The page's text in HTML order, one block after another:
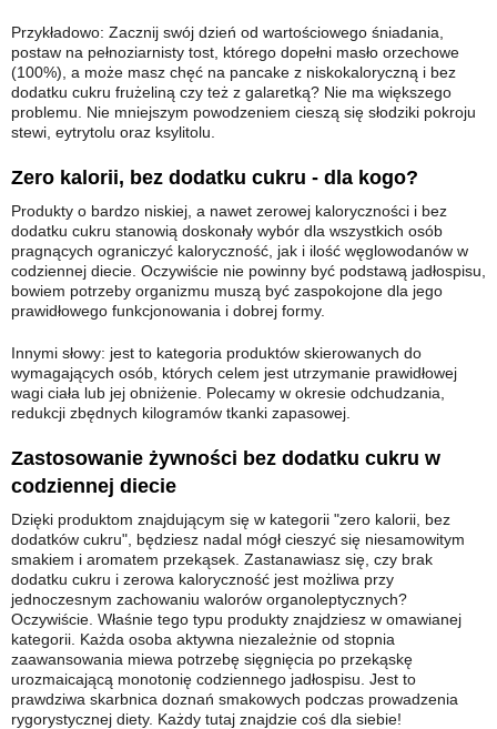
Przykładowo: Zacznij swój dzień od wartościowego śniadania,
postaw na pełnoziarnisty tost, którego dopełni masło orzechowe
(100%), a może masz chęć na pancake z niskokaloryczną i bez
dodatku cukru frużeliną czy też z galaretką? Nie ma większego
problemu. Nie mniejszym powodzeniem cieszą się słodziki pokroju
stewi, eytrytolu oraz ksylitolu.
Zero kalorii, bez dodatku cukru - dla kogo?
Produkty o bardzo niskiej, a nawet zerowej kaloryczności i bez
dodatku cukru stanowią doskonały wybór dla wszystkich osób
pragnących ograniczyć kaloryczność, jak i ilość węglowodanów w
codziennej diecie. Oczywiście nie powinny być podstawą jadłospisu,
bowiem potrzeby organizmu muszą być zaspokojone dla jego
prawidłowego funkcjonowania i dobrej formy.
Innymi słowy: jest to kategoria produktów skierowanych do
wymagających osób, których celem jest utrzymanie prawidłowej
wagi ciała lub jej obniżenie. Polecamy w okresie odchudzania,
redukcji zbędnych kilogramów tkanki zapasowej.
Zastosowanie żywności bez dodatku cukru w
codziennej diecie
Dzięki produktom znajdującym się w kategorii "zero kalorii, bez
dodatków cukru", będziesz nadal mógł cieszyć się niesamowitym
smakiem i aromatem przekąsek. Zastanawiasz się, czy brak
dodatku cukru i zerowa kaloryczność jest możliwa przy
jednoczesnym zachowaniu walorów organoleptycznych?
Oczywiście. Właśnie tego typu produkty znajdziesz w omawianej
kategorii. Każda osoba aktywna niezależnie od stopnia
zaawansowania miewa potrzebę sięgnięcia po przekąskę
urozmaicającą monotonię codziennego jadłospisu. Jest to
prawdziwa skarbnica doznań smakowych podczas prowadzenia
rygorystycznej diety. Każdy tutaj znajdzie coś dla siebie!